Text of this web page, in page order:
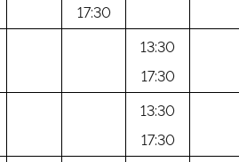
17:30
13:30
17:30
13:30
17:30